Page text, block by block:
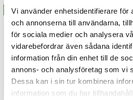
Vi använder enhetsidentifierare för
och annonserna till användarna,
för sociala medier och analysera
vidarebefordrar även sådana
information från din enhet till de
annons- och analysföretag som vi
Dessa kan i sin tur kombinera
information som du har
BÄSTSÄLJARE